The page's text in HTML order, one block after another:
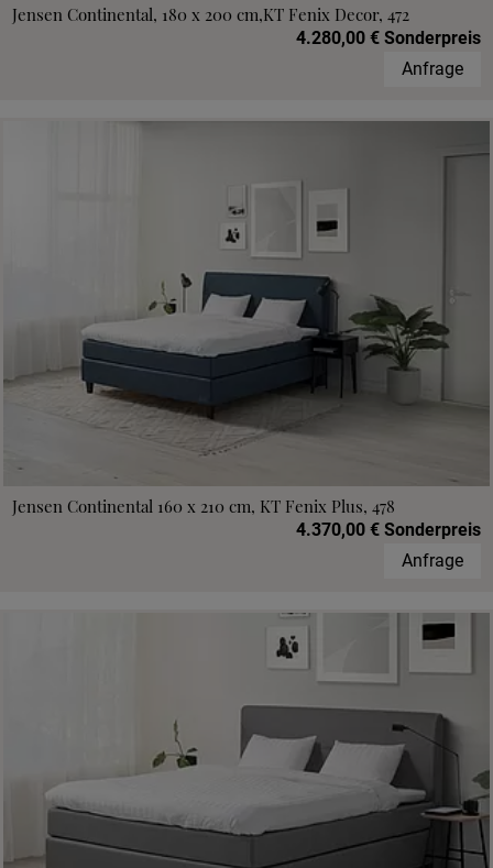
Jensen Continental, 180 x 200 cm,KT Fenix Decor, 472
4.280,00 € Sonderpreis
Anfrage
Jensen Continental 160 x 210 cm, KT Fenix Plus, 478
4.370,00 € Sonderpreis
Anfrage